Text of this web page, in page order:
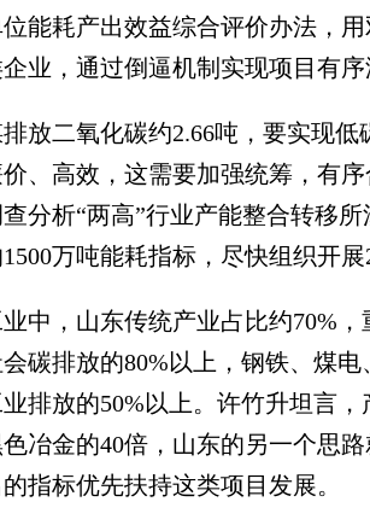
能耗产出效益综合评价办法，
业，通过倒逼机制实现项目有序
二氧化碳约2.66吨，要实现低
、高效，这需要加强统筹，有
分析“两高”行业产能整合转移
万吨能耗指标，尽快组织开展
，山东传统产业占比约70%，
碳排放的80%以上，钢铁、煤
排放的50%以上。许竹升坦言
冶金的40倍，山东的另一个思
指标优先扶持这类项目发展。